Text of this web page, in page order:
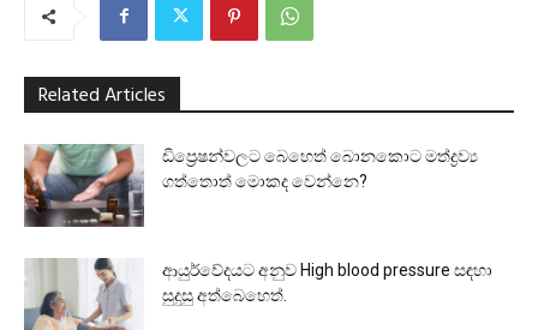
Related Articles
ඩිප්‍රෙෂන්වලට බෙහෙත් බොනකොට මත්ද්‍රව්‍ය
ගත්තොත් මොකද වෙන්නෙ?
ආයුර්වේදයට අනුව High blood pressure සඳහා
සුදුසු අත්බෙහෙත්.